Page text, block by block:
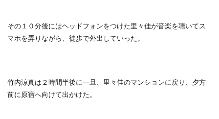
その１０分後にはヘッドフォンをつけた里々佳が音楽を聴いてス
マホを弄りながら、徒歩で外出していった。
竹内涼真は２時間半後に一旦、里々佳のマンションに戻り、夕方
前に原宿へ向けて出かけた。